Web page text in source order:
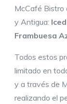
McCafé Bistro
y Antigua:
Frambuesa
Todos estos
limitado en
y a través de
realizando el